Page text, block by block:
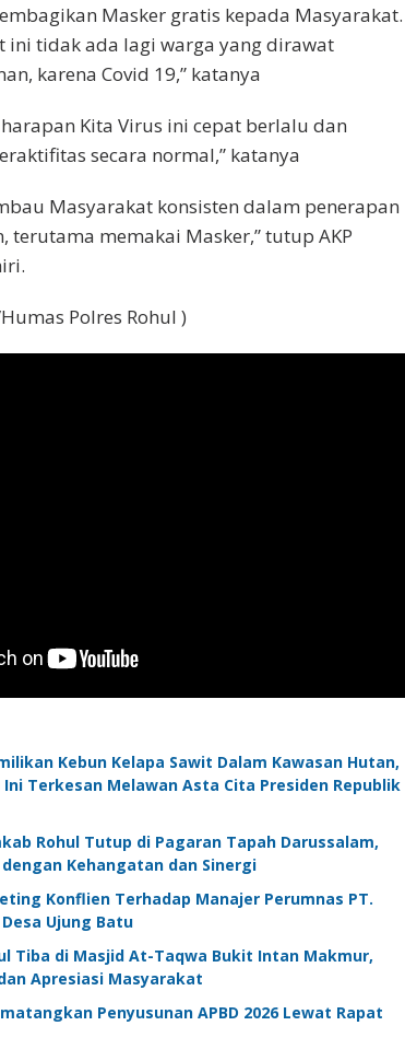
Masker gratis kepada Masyarakat.
ini tidak ada lagi warga yang dirawat
karena Covid 19,” katanya
Kita Virus ini cepat berlalu dan
secara normal,” katanya
Masyarakat konsisten dalam penerapan
terutama memakai Masker,” tutup AKP
Polres Rohul )
Kebun Kelapa Sawit Dalam Kawasan Hutan,
Ini Terkesan Melawan Asta Cita Presiden Republik
Rohul Tutup di Pagaran Tapah Darussalam,
Kehangatan dan Sinergi
Konflien Terhadap Manajer Perumnas PT.
Desa Ujung Batu
Tiba di Masjid At-Taqwa Bukit Intan Makmur,
Apresiasi Masyarakat
Penyusunan APBD 2026 Lewat Rapat